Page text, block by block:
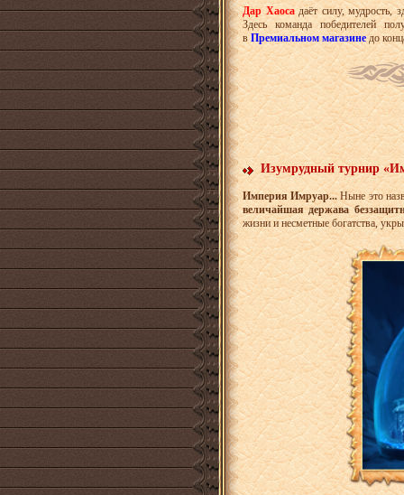
Дар Хаосадаёт силу, мудрость,
Здесь команда победителей
вПремиальном магазинедо
Изумрудный турнир
Империя Имруар...Ныне это
величайшая держава
жизни и несметные богатства,